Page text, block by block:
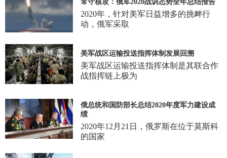
常守核攻：俄军2020战训态势全年总结报告
2020年，针对美军日益增多的挑衅行
动，俄军采取
美军战区运输投送指挥体制发展回溯
美军战区运输投送指挥体制是其联合作
战指挥链上极为
俄总统和国防部长总结2020年度军力建设成
绩
2020年12月21日，俄罗斯在位于莫斯科
的国家